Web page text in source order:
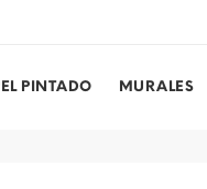
PINTADO MURALES